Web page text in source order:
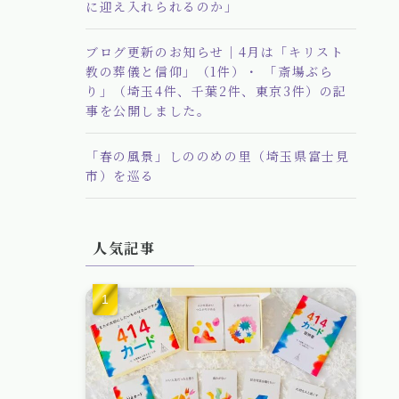
に迎え入れられるのか」
ブログ更新のお知らせ｜4月は「キリスト
教の葬儀と信仰」（1件）・ 「斎場ぶら
り」（埼玉4件、千葉2件、東京3件）の記
事を公開しました。
「春の風景」しののめの里（埼玉県富士見
市）を巡る
人気記事